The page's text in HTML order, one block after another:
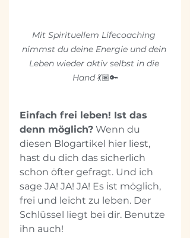
Mit Spirituellem Lifecoaching
nimmst du deine Energie und dein
Leben wieder aktiv selbst in die
Hand 💃🏽🔑
Einfach frei leben! Ist das
denn möglich? Wenn du
diesen Blogartikel hier liest,
hast du dich das sicherlich
schon öfter gefragt. Und ich
sage JA! JA! JA! Es ist möglich,
frei und leicht zu leben. Der
Schlüssel liegt bei dir. Benutze
ihn auch!